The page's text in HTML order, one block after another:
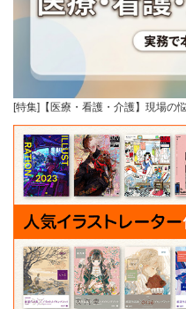
[特集]【医療・看護・介護】現場の